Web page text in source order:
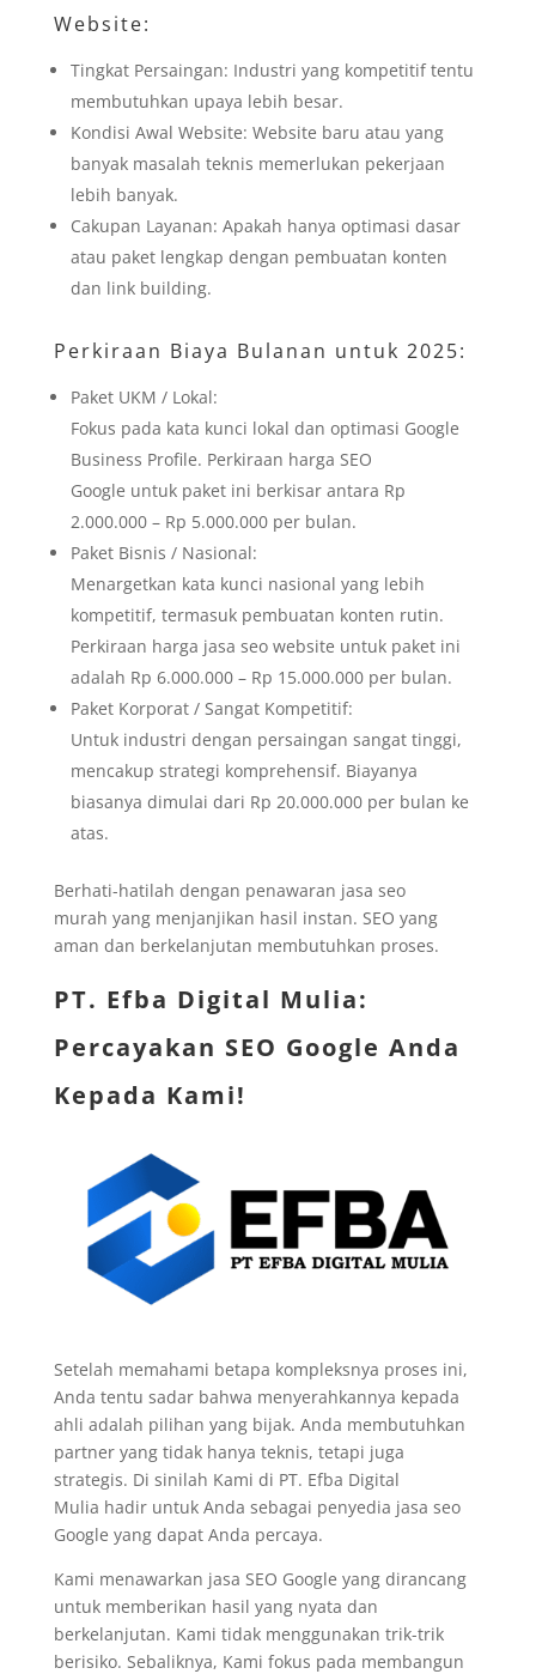
Website:
Tingkat Persaingan: Industri yang kompetitif tentu
membutuhkan upaya lebih besar.
Kondisi Awal Website: Website baru atau yang
banyak masalah teknis memerlukan pekerjaan
lebih banyak.
Cakupan Layanan: Apakah hanya optimasi dasar
atau paket lengkap dengan pembuatan konten
dan link building.
Perkiraan Biaya Bulanan untuk 2025:
Paket UKM / Lokal:
Fokus pada kata kunci lokal dan optimasi Google
Business Profile. Perkiraan harga SEO
Google untuk paket ini berkisar antara Rp
2.000.000 – Rp 5.000.000 per bulan.
Paket Bisnis / Nasional:
Menargetkan kata kunci nasional yang lebih
kompetitif, termasuk pembuatan konten rutin.
Perkiraan harga jasa seo website untuk paket ini
adalah Rp 6.000.000 – Rp 15.000.000 per bulan.
Paket Korporat / Sangat Kompetitif:
Untuk industri dengan persaingan sangat tinggi,
mencakup strategi komprehensif. Biayanya
biasanya dimulai dari Rp 20.000.000 per bulan ke
atas.
Berhati-hatilah dengan penawaran jasa seo
murah yang menjanjikan hasil instan. SEO yang
aman dan berkelanjutan membutuhkan proses.
PT. Efba Digital Mulia:
Percayakan SEO Google Anda
Kepada Kami!
Setelah memahami betapa kompleksnya proses ini,
Anda tentu sadar bahwa menyerahkannya kepada
ahli adalah pilihan yang bijak. Anda membutuhkan
partner yang tidak hanya teknis, tetapi juga
strategis. Di sinilah Kami di PT. Efba Digital
Mulia hadir untuk Anda sebagai penyedia jasa seo
Google yang dapat Anda percaya.
Kami menawarkan jasa SEO Google yang dirancang
untuk memberikan hasil yang nyata dan
berkelanjutan. Kami tidak menggunakan trik-trik
berisiko. Sebaliknya, Kami fokus pada membangun